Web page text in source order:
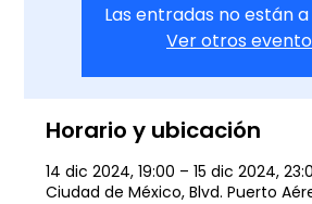
Las entradas no están
Ver otros
Horario y ubicación
14 dic 2024, 19:00 – 15 dic 2024,
Ciudad de México, Blvd. Puerto